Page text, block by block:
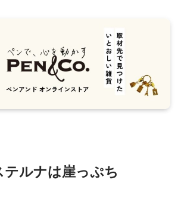
テルナは崖っぷち